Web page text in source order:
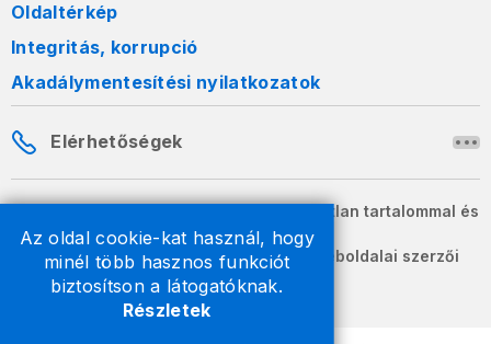
Az oldal cookie-kat használ, hogy
minél több hasznos funkciót
biztosítson a látogatóknak.
Részletek
Oldaltérkép
Integritás, korrupció
Akadálymentesítési nyilatkozatok
Elérhetőségek
A honlapon szereplő információk változatlan tartalommal és
formában szabadon terjeszthetők.
2026 © A Nemzeti Adó- és Vámhivatal weboldalai szerzői
jogvédelem alatt állnak.